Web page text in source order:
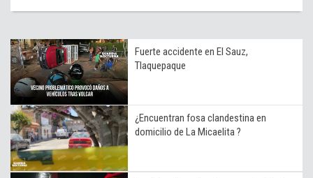
Fuerte accidente en El Sauz,
Tlaquepaque
¿Encuentran fosa clandestina en
domicilio de La Micaelita ?